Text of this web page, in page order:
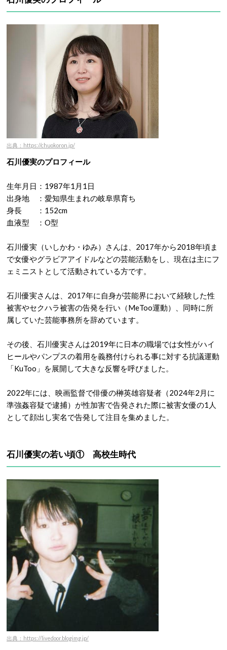
出典：https://chuokoron.jp/
石川優実のプロフィール
生年月日：1987年1月1日
出身地 ：愛知県生まれの岐阜県育ち
身長 ：152cm
血液型 ：O型
石川優実（いしかわ・ゆみ）さんは、2017年から2018年頃ま
で女優やグラビアアイドルなどの芸能活動をし、現在は主にフ
ェミニストとして活動されている方です。
石川優実さんは、2017年に自身が芸能界において経験した性
被害やセクハラ被害の告発を行い（MeToo運動）、同時に所
属していた芸能事務所を辞めています。
その後、石川優実さんは2019年に日本の職場では女性がハイ
ヒールやパンプスの着用を義務付けられる事に対する抗議運動
「KuToo」を展開して大きな反響を呼びました。
2022年には、映画監督で俳優の榊英雄容疑者（2024年2月に
準強姦容疑で逮捕）が性加害で告発された際に被害女優の1人
として顔出し実名で告発して注目を集めました。
石川優実の若い頃① 高校生時代
出典：https://livedoor.blogimg.jp/